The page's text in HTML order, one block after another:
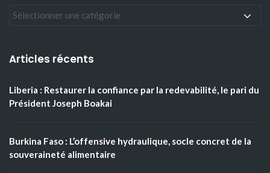
Articles récents
Liberia : Restaurer la confiance par la redevabilité, le pari du
Président Joseph Boakai
Burkina Faso : L’offensive hydraulique, socle concret de la
souveraineté alimentaire